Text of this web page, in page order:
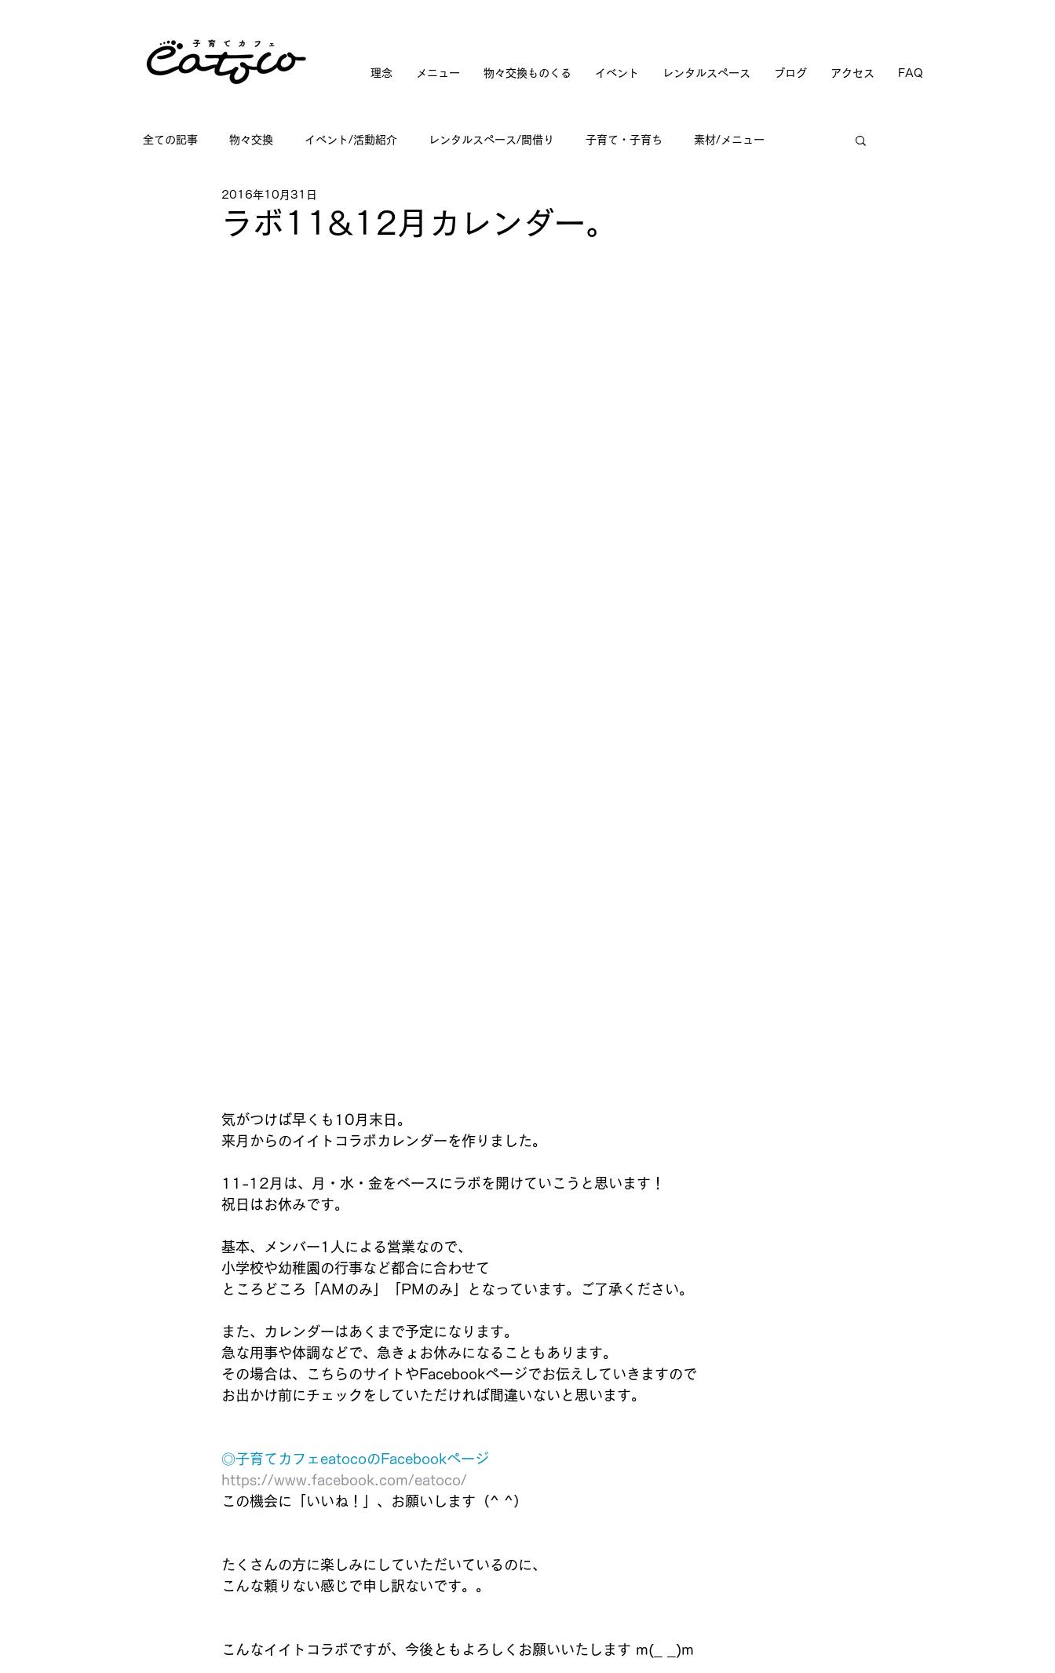
理念 メニュー 物々交換ものくる イベント レンタルスペース ブログ アクセス FAQ
全ての記事 物々交換 イベント/活動紹介 レンタルスペース/間借り 子育て・子育ち 素材/メニュー
講座情報
ラボ11&12月カレンダー。
2016年10月31日
気がつけば早くも10月末日。
来月からのイイトコラボカレンダーを作りました。
11-12月は、月・水・金をベースにラボを開けていこうと思います！
祝日はお休みです。
基本、メンバー1人による営業なので、
小学校や幼稚園の行事など都合に合わせて
ところどころ「AMのみ」「PMのみ」となっています。ご了承ください。
また、カレンダーはあくまで予定になります。
急な用事や体調などで、急きょお休みになることもあります。
その場合は、こちらのサイトやFacebookページでお伝えしていきますので
お出かけ前にチェックをしていただければ間違いないと思います。
◎子育てカフェeatocoのFacebookページ
https://www.facebook.com/eatoco/
この機会に「いいね！」、お願いします（^ ^）
たくさんの方に楽しみにしていただいているのに、
こんな頼りない感じで申し訳ないです。。
こんなイイトコラボですが、今後ともよろしくお願いいたします m(_ _)m